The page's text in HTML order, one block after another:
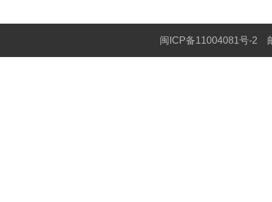
闽ICP备11004081号-2